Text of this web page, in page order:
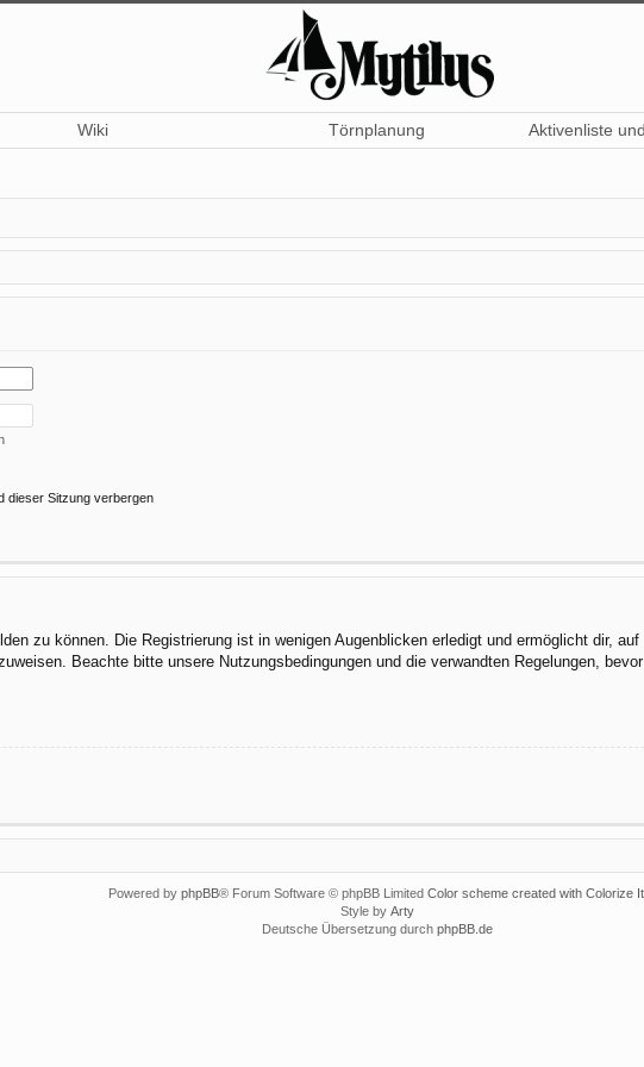
Wiki Törnplanung Aktivenliste
dieser Sitzung verbergen
zu können. Die Registrierung ist in wenigen Augenblicken erledigt und ermöglicht dir,
Beachte bitte unsere Nutzungsbedingungen und die verwandten Regelungen,
Powered by phpBB® Forum Software © phpBB Limited Color scheme created with Colorize It.
Style by Arty
Deutsche Übersetzung durch phpBB.de